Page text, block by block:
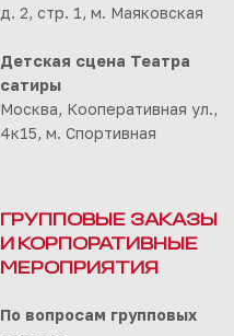
д. 2, стр. 1, м. Маяковская
Детская сцена Театра
сатиры
Москва, Кооперативная ул.,
4к15, м. Спортивная
ГРУППОВЫЕ ЗАКАЗЫ
И КОРПОРАТИВНЫЕ
МЕРОПРИЯТИЯ
По вопросам групповых